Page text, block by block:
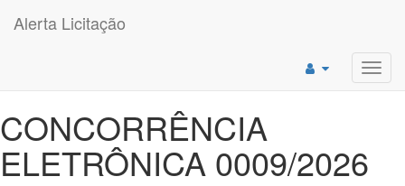
Alerta Licitação
CONCORRÊNCIA
ELETRÔNICA 0009/2026